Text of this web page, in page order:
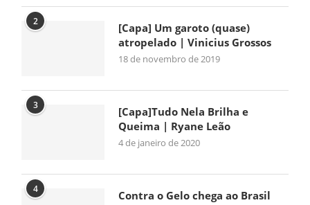
2
[Capa] Um garoto (quase)
atropelado | Vinicius Grossos
18 de novembro de 2019
3
[Capa]Tudo Nela Brilha e
Queima | Ryane Leão
4 de janeiro de 2020
4 Contra o Gelo chega ao Brasil